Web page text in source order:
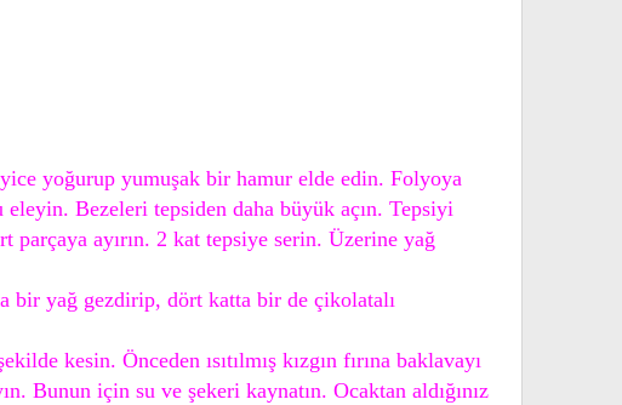
yoğurup yumuşak bir hamur elde edin. Folyoya
eleyin. Bezeleri tepsiden daha büyük açın. Tepsiyi
parçaya ayırın. 2 kat tepsiye serin. Üzerine yağ
bir yağ gezdirip, dört katta bir de çikolatalı
kesin. Önceden ısıtılmış kızgın fırına baklavayı
Bunun için su ve şekeri kaynatın. Ocaktan aldığınız